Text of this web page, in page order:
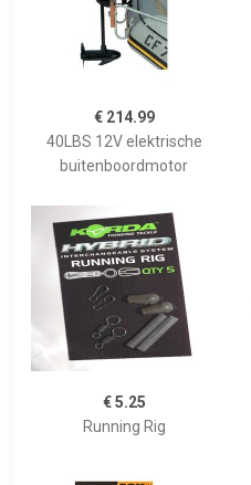
€ 214.99
40LBS 12V elektrische
buitenboordmotor
€ 5.25
Running Rig